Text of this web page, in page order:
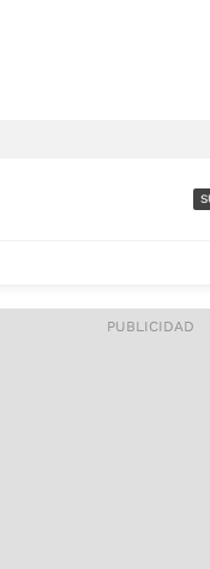
ACCESO FULL - $1.800/